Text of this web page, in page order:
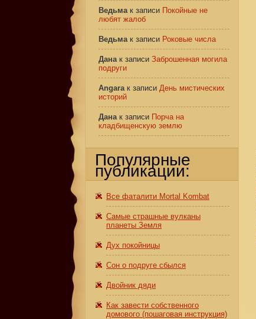
Ведьмак записи Покойные не
любят жалоб
Ведьмак записи Роковые числа
Данак записи Заброшенная могила
подруги
Angaraк записи День мистических
историй
Данак записи Порча на
кладбищенскую землю
Популярные
публикации:
Все фаталити Mortal Kombat
Самые страшные вулканы
планеты Земля
Дух покойницы
Сон о подруге сбылся
Двойник дяди
Как завести собственного
домового (пошаговая инструкция)